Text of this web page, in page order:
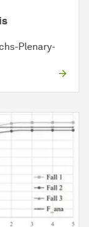
Plenary-